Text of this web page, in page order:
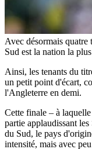
Avec désormais
Sud est la nation la
Ainsi, les tenants du
un petit point d'écart,
l'Angleterre en demi.
Cette finale – à
partie applaudissant
du Sud, le pays
intensité, mais avec